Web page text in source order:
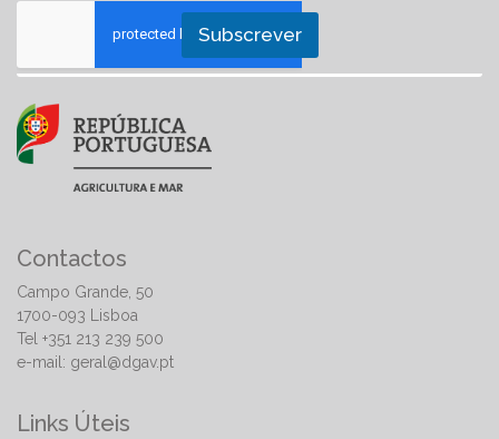
Subscrever
Contactos
Campo Grande, 50
1700-093 Lisboa
Tel +351 213 239 500
e-mail: geral@dgav.pt
Links Úteis